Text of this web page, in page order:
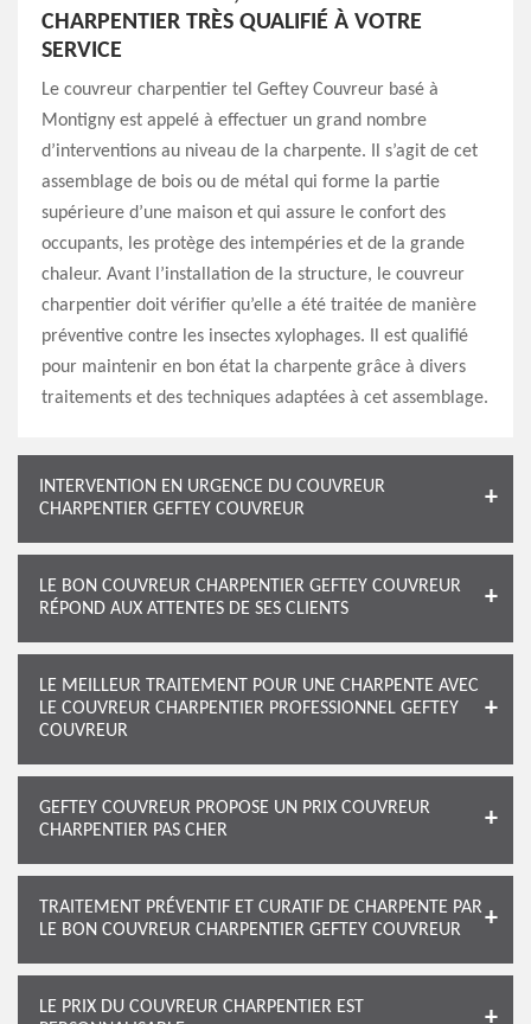
CHARPENTIER TRÈS QUALIFIÉ À VOTRE
SERVICE
Le couvreur charpentier tel Geftey Couvreur basé à
Montigny est appelé à effectuer un grand nombre
d’interventions au niveau de la charpente. Il s’agit de cet
assemblage de bois ou de métal qui forme la partie
supérieure d’une maison et qui assure le confort des
occupants, les protège des intempéries et de la grande
chaleur. Avant l’installation de la structure, le couvreur
charpentier doit vérifier qu’elle a été traitée de manière
préventive contre les insectes xylophages. Il est qualifié
pour maintenir en bon état la charpente grâce à divers
traitements et des techniques adaptées à cet assemblage.
INTERVENTION EN URGENCE DU COUVREUR
CHARPENTIER GEFTEY COUVREUR
LE BON COUVREUR CHARPENTIER GEFTEY COUVREUR
RÉPOND AUX ATTENTES DE SES CLIENTS
LE MEILLEUR TRAITEMENT POUR UNE CHARPENTE AVEC
LE COUVREUR CHARPENTIER PROFESSIONNEL GEFTEY
COUVREUR
GEFTEY COUVREUR PROPOSE UN PRIX COUVREUR
CHARPENTIER PAS CHER
TRAITEMENT PRÉVENTIF ET CURATIF DE CHARPENTE PAR
LE BON COUVREUR CHARPENTIER GEFTEY COUVREUR
LE PRIX DU COUVREUR CHARPENTIER EST